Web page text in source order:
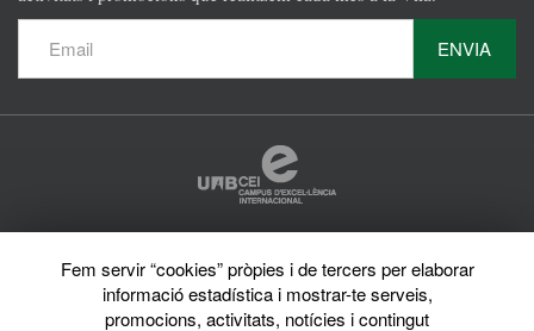
ENVIA
Avís legal
Privacy policy
Sobre el web
Fem servir “cookies” pròpies i de tercers per elaborar
informació estadística i mostrar-te serveis,
promocions, activitats, notícies i contingut